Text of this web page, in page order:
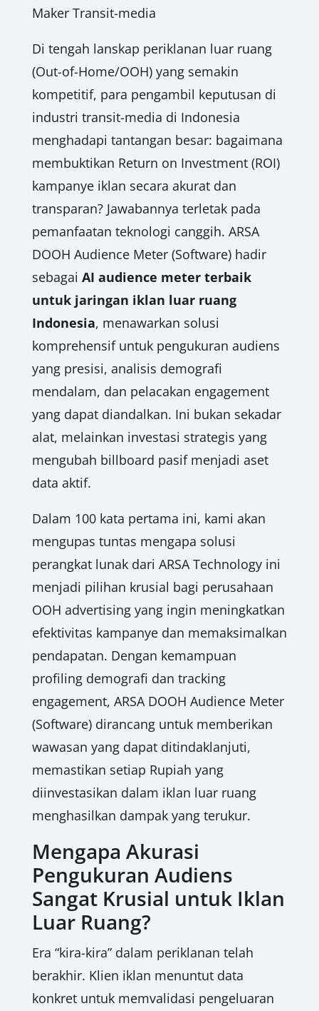
Maker Transit-media
Di tengah lanskap periklanan luar ruang
(Out-of-Home/OOH) yang semakin
kompetitif, para pengambil keputusan di
industri transit-media di Indonesia
menghadapi tantangan besar: bagaimana
membuktikan Return on Investment (ROI)
kampanye iklan secara akurat dan
transparan? Jawabannya terletak pada
pemanfaatan teknologi canggih. ARSA
DOOH Audience Meter (Software) hadir
sebagai AI audience meter terbaik
untuk jaringan iklan luar ruang
Indonesia, menawarkan solusi
komprehensif untuk pengukuran audiens
yang presisi, analisis demografi
mendalam, dan pelacakan engagement
yang dapat diandalkan. Ini bukan sekadar
alat, melainkan investasi strategis yang
mengubah billboard pasif menjadi aset
data aktif.
Dalam 100 kata pertama ini, kami akan
mengupas tuntas mengapa solusi
perangkat lunak dari ARSA Technology ini
menjadi pilihan krusial bagi perusahaan
OOH advertising yang ingin meningkatkan
efektivitas kampanye dan memaksimalkan
pendapatan. Dengan kemampuan
profiling demografi dan tracking
engagement, ARSA DOOH Audience Meter
(Software) dirancang untuk memberikan
wawasan yang dapat ditindaklanjuti,
memastikan setiap Rupiah yang
diinvestasikan dalam iklan luar ruang
menghasilkan dampak yang terukur.
Mengapa Akurasi
Pengukuran Audiens
Sangat Krusial untuk Iklan
Luar Ruang?
Era “kira-kira” dalam periklanan telah
berakhir. Klien iklan menuntut data
konkret untuk memvalidasi pengeluaran